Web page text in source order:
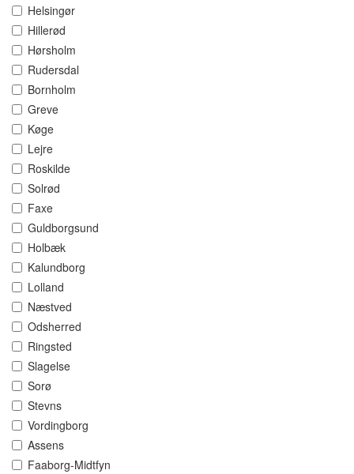
Helsingør
Hillerød
Hørsholm
Rudersdal
Bornholm
Greve
Køge
Lejre
Roskilde
Solrød
Faxe
Guldborgsund
Holbæk
Kalundborg
Lolland
Næstved
Odsherred
Ringsted
Slagelse
Sorø
Stevns
Vordingborg
Assens
Faaborg-Midtfyn